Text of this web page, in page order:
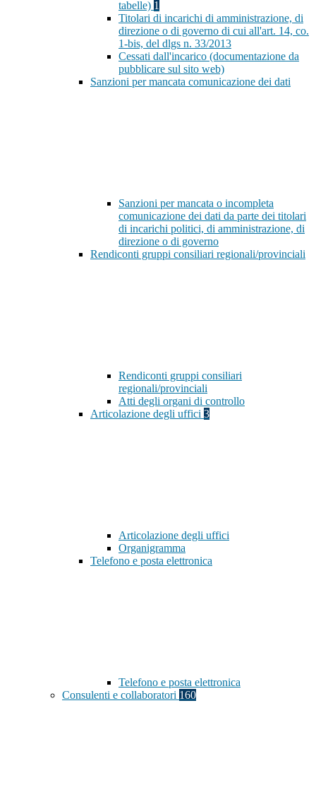
tabelle) 1
Titolari di incarichi di amministrazione, di
direzione o di governo di cui all'art. 14, co.
1-bis, del dlgs n. 33/2013
Cessati dall'incarico (documentazione da
pubblicare sul sito web)
Sanzioni per mancata comunicazione dei dati
Sanzioni per mancata o incompleta
comunicazione dei dati da parte dei titolari
di incarichi politici, di amministrazione, di
direzione o di governo
Rendiconti gruppi consiliari regionali/provinciali
Rendiconti gruppi consiliari
regionali/provinciali
Atti degli organi di controllo
Articolazione degli uffici 3
Articolazione degli uffici
Organigramma
Telefono e posta elettronica
Telefono e posta elettronica
Consulenti e collaboratori 160